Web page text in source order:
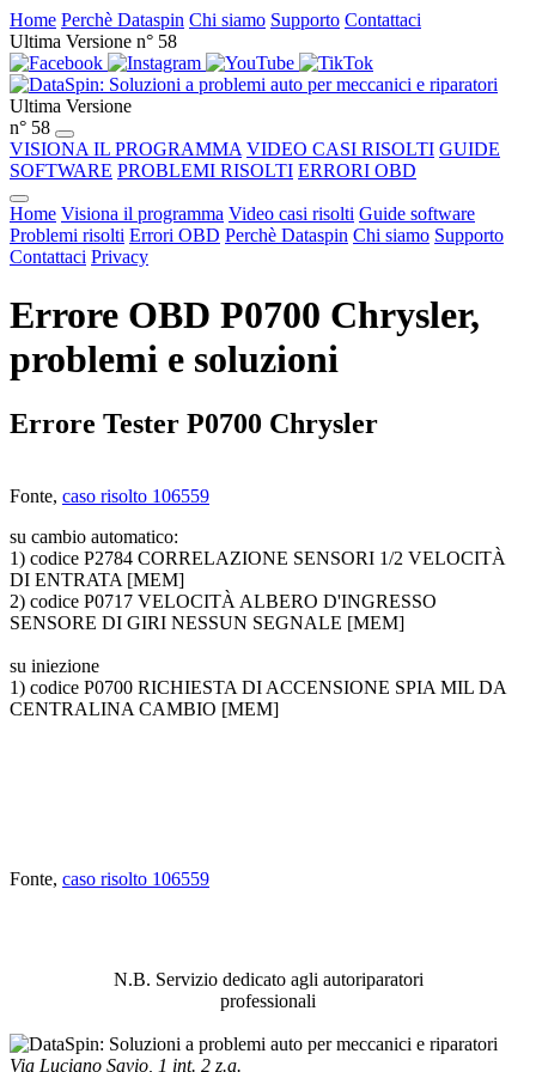
Home Perchè Dataspin Chi siamo Supporto Contattaci
Ultima Versione n° 58
Ultima Versione
n° 58
VISIONA IL PROGRAMMA VIDEO CASI RISOLTI GUIDE
SOFTWARE PROBLEMI RISOLTI ERRORI OBD
Home Visiona il programma Video casi risolti Guide software
Problemi risolti Errori OBD Perchè Dataspin Chi siamo Supporto
Contattaci Privacy
Errore OBD P0700 Chrysler,
problemi e soluzioni
Errore Tester P0700 Chrysler
Fonte, caso risolto 106559
su cambio automatico:
1) codice P2784 CORRELAZIONE SENSORI 1/2 VELOCITÀ
DI ENTRATA [MEM]
2) codice P0717 VELOCITÀ ALBERO D'INGRESSO
SENSORE DI GIRI NESSUN SEGNALE [MEM]
su iniezione
1) codice P0700 RICHIESTA DI ACCENSIONE SPIA MIL DA
CENTRALINA CAMBIO [MEM]
Fonte, caso risolto 106559
N.B. Servizio dedicato agli autoriparatori
professionali
Via Luciano Savio, 1 int. 2 z.a.